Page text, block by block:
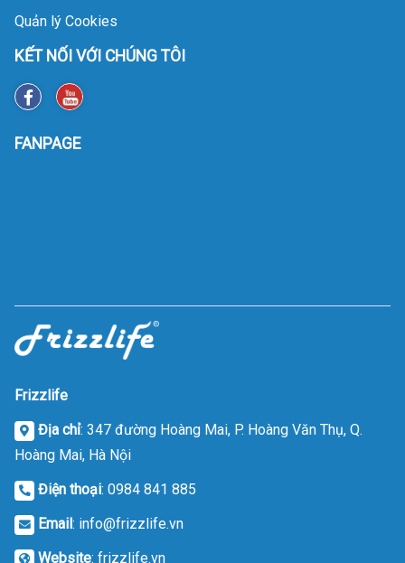
Quản lý Cookies
KẾT NỐI VỚI CHÚNG TÔI
FANPAGE
Frizzlife
Địa chỉ: 347 đường Hoàng Mai, P. Hoàng Văn Thụ, Q.
Hoàng Mai, Hà Nội
Điện thoại: 0984 841 885
Email : info@frizzlife.vn
Website: frizzlife.vn